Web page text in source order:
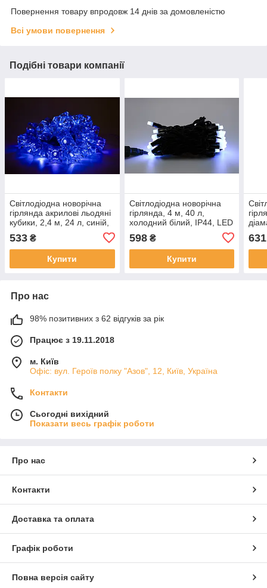
Повернення товару впродовж 14 днів за домовленістю
Всі умови повернення
Подібні товари компанії
Світлодіодна новорічна
гірлянда акрилові льодяні
кубики, 2,4 м, 24 л, синій,
533 ₴
Купити
Світлодіодна новорічна
гірлянда, 4 м, 40 л,
холодний білий, IP44, LED
598₴
Купити
LED
631
Про нас
98% позитивних з 62 відгуків за рік
Працює з 19.11.2018
м. Київ
Офіс: вул. Героїв полку "Азов", 12, Київ, Україна
Контакти
Сьогодні вихідний
Показати весь графік роботи
Про нас
Контакти
Доставка та оплата
Графік роботи
Повна версія сайту